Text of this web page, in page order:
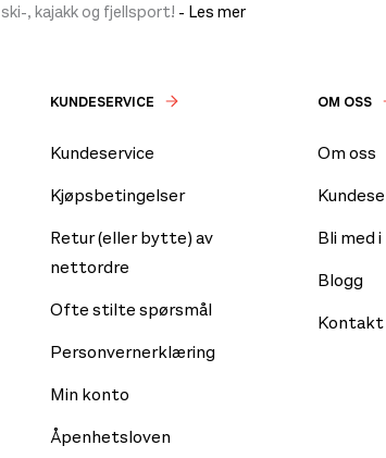
, kajakk og fjellsport! - Les mer
KUNDESERVICE
Kundeservice
Kjøpsbetingelser
Retur (eller bytte) av
nettordre
Ofte stilte spørsmål
Personvernerklæring
Min konto
Åpenhetsloven
OM OSS
Om oss
Bli med
Blogg
Kontakt